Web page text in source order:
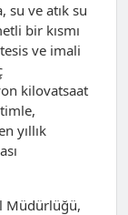
su ve atık su
bir kısmı
ve imali
kilovatsaat
yıllık
Müdürlüğü,